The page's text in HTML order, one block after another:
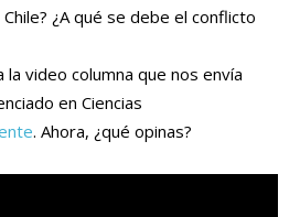
¿A qué se debe el conflicto
video columna que nos envía
en Ciencias
. Ahora, ¿qué opinas?